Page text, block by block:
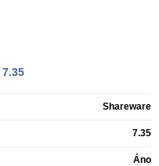
7.35
Shareware
7.35
Áno